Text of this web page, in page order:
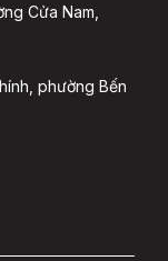
Cửa Nam,
phường Bến